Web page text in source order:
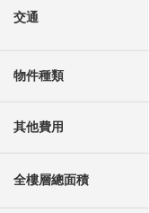
交通
物件種類
其他費用
全樓層總面積